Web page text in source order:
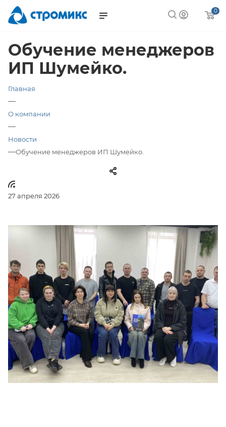
0
Обучение менеджеров
ИП Шумейко.
Главная
—
О компании
—
Новости
—Обучение менеджеров ИП Шумейко.
27 апреля 2026